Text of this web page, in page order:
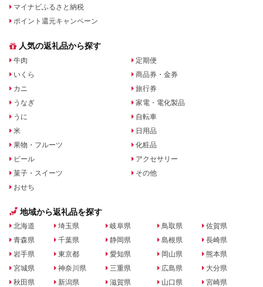
マイナビふるさと納税
ポイント還元キャンペーン
人気の返礼品から探す
牛肉
いくら
カニ
うなぎ
うに
米
果物・フルーツ
ビール
菓子・スイーツ
おせち
定期便
商品券・金券
旅行券
家電・電化製品
自転車
日用品
化粧品
アクセサリー
その他
地域から返礼品を探す
北海道
青森県
岩手県
宮城県
秋田県
埼玉県
千葉県
東京都
神奈川県
新潟県
岐阜県
静岡県
愛知県
三重県
滋賀県
鳥取県
島根県
岡山県
広島県
山口県
佐賀県
長崎県
熊本県
大分県
宮崎県